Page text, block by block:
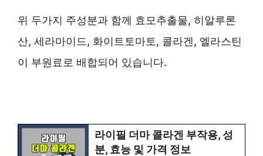
위 두가지 주성분과 함께 효모추출물, 히알루론
산, 세라마이드, 화이트토마토, 콜라겐, 엘라스틴
이 부원료로 배합되어 있습니다.
라이필 더마 콜라겐 부작용, 성
분, 효능 및 가격 정보